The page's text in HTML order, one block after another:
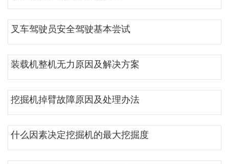
叉车驾驶员安全驾驶基本尝试
装载机整机无力原因及解决方案
挖掘机掉臂故障原因及处理办法
什么因素决定挖掘机的最大挖掘度